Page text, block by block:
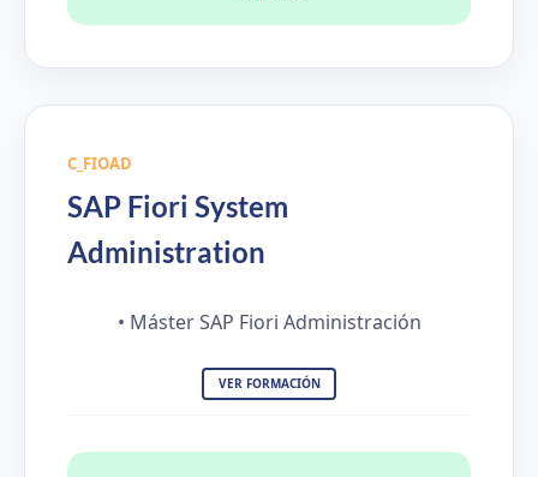
C_FIOAD
SAP Fiori System
Administration
• Máster SAP Fiori Administración
VER FORMACIÓN